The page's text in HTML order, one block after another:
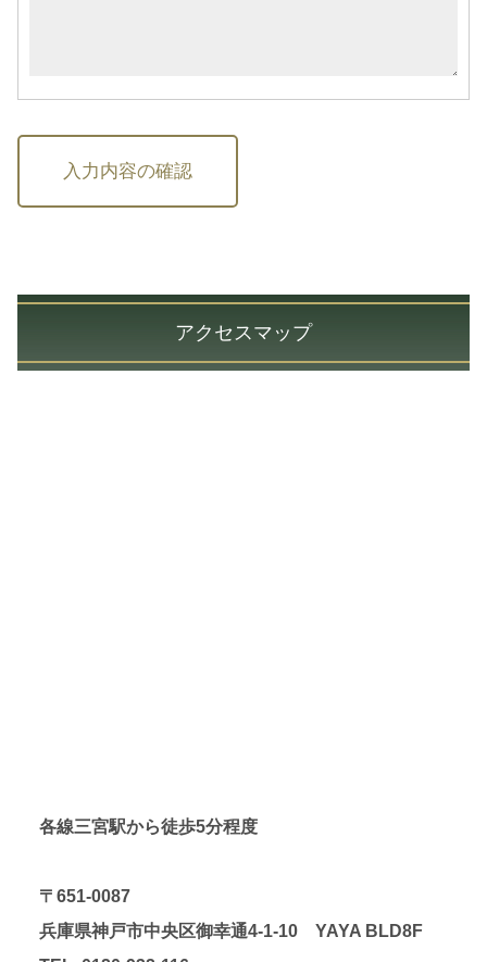
アクセスマップ
各線三宮駅から徒歩5分程度
〒651-0087
兵庫県神戸市中央区御幸通4-1-10 YAYA BLD8F